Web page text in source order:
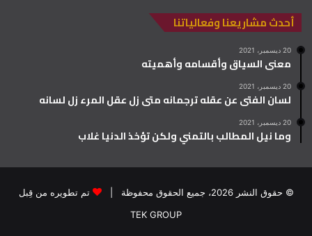
أحدث مشاريعنا وفعالياتنا
20 ديسمبر، 2021
معنى السياق وأقسامه وأهميته
20 ديسمبر، 2021
لسان الفتى عن عقله ترجمانه متى زل عقل المرء زل لسانه
20 ديسمبر، 2021
وما نيل المطالب بالتمني ولكن تؤخذ الدنيا غلاب
© حقوق النشر 2026، جميع الحقوق محفوظة |
تم تطويره من قِبل
TEK GROUP